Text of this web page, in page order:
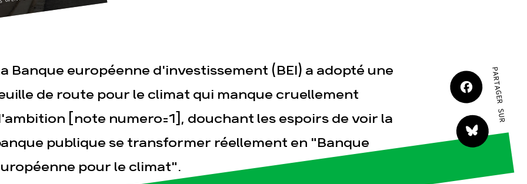
Publications Contact
WITH THE PARIS
Banque européenne d'investissement (BEI) a adopté une
de route pour le climat qui manque cruellement
[note numero=1], douchant les espoirs de voir la
publique se transformer réellement en "Banque
pour le climat".
PARTAGER SUR